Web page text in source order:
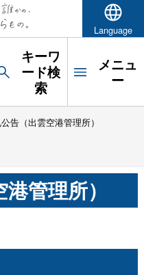
Language
キーワ
ード検
索
メニュ
ー
告（出雲空港管理所）
管理所）